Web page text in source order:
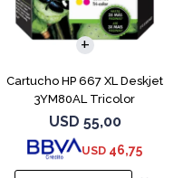
Cartucho HP 667 XL Deskjet
3YM80AL Tricolor
USD 55,00
USD 46,75